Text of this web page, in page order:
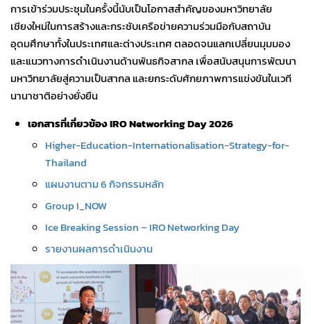
การเข้าร่วมประชุมในครั้งนี้นับเป็นโอกาสสำคัญของมหาวิทยาลัย
เชียงใหม่ในการสร้างและกระชับเครือข่ายความร่วมมือกับสถาบัน
อุดมศึกษาทั้งในประเทศและต่างประเทศ ตลอดจนแลกเปลี่ยนมุมมอง
และแนวทางการดำเนินงานด้านพันธกิจสากล เพื่อสนับสนุนการพัฒนา
มหาวิทยาลัยสู่ความเป็นสากล และยกระดับศักยภาพการแข่งขันในเวที
นานาชาติอย่างยั่งยืน
เอกสารที่เกี่ยวข้อง IRO Networking Day 2026
Higher-Education-Internationalisation-Strategy-for-
Thailand
แผนงานตาม 6 กิจกรรมหลัก
Group I_NOW
Ice Breaking Session – IRO Networking Day
รายงานผลการดำเนินงาน